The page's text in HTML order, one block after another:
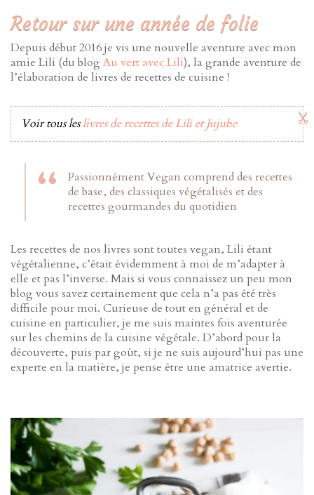
Retour sur une année de folie
Depuis début 2016 je vis une nouvelle aventure avec mon
amie Lili (du blogAu vert avec Lili), la grande aventure de
l’élaboration de livres de recettes de cuisine !
Voir tous leslivres de recettes de Lili et Jujube
Passionnément Vegan comprend des recettes
de base, des classiques végétalisés et des
recettes gourmandes du quotidien
Les recettes de nos livres sont toutes vegan, Lili étant
végétalienne, c’était évidemment à moi de m’adapter à
elle et pas l’inverse. Mais si vous connaissez un peu mon
blog vous savez certainement que cela n’a pas été très
difficile pour moi. Curieuse de tout en général et de
cuisine en particulier, je me suis maintes fois aventurée
sur les chemins de la cuisine végétale. D’abord pour la
découverte, puis par goût, si je ne suis aujourd’hui pas une
experte en la matière, je pense être une amatrice avertie.